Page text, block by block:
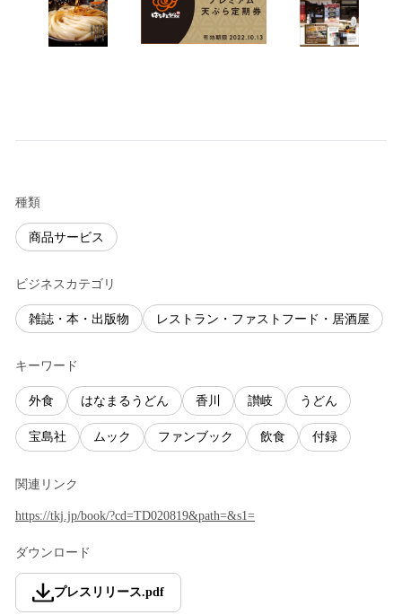
種類
商品サービス
ビジネスカテゴリ
雑誌・本・出版物 レストラン・ファストフード・居酒屋
キーワード
外食 はなまるうどん 香川 讃岐 うどん
宝島社 ムック ファンブック 飲食 付録
関連リンク
https://tkj.jp/book/?cd=TD020819&path=&s1=
ダウンロード
プレスリリース.pdf